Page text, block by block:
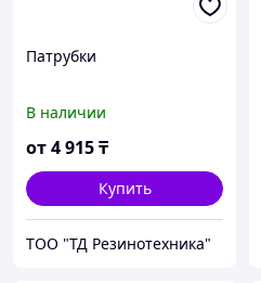
Патрубки
В наличии
от4 915₸
Купить
ТОО "ТД Резинотехника"